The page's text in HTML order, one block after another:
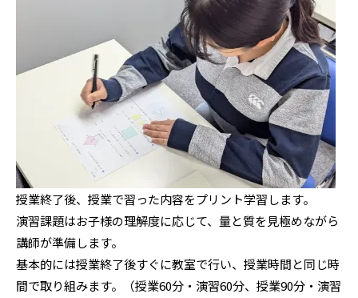
授業終了後、授業で習った内容をプリント学習します。
演習課題はお子様の理解度に応じて、量と質を見極めながら
講師が準備します。
基本的には授業終了後すぐに教室で行い、授業時間と同じ時
間で取り組みます。（授業60分・演習60分、授業90分・演習